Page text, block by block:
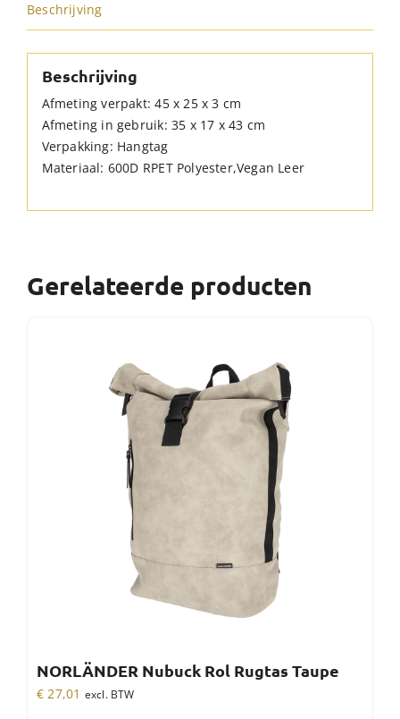
Beschrijving
Beschrijving
Afmeting verpakt: 45 x 25 x 3 cm
Afmeting in gebruik: 35 x 17 x 43 cm
Verpakking: Hangtag
Materiaal: 600D RPET Polyester,Vegan Leer
Gerelateerde producten
NORLÄNDER Nubuck Rol Rugtas Taupe
€ 27,01 excl. BTW